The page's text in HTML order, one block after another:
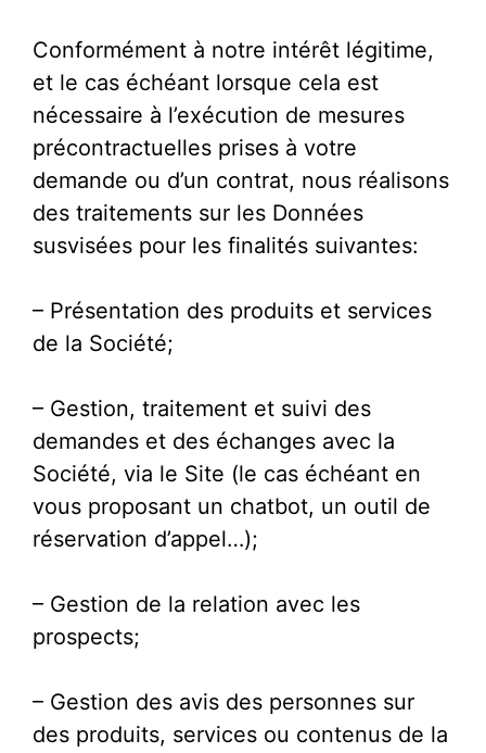
Conformément à notre intérêt légitime,
et le cas échéant lorsque cela est
nécessaire à l’exécution de mesures
précontractuelles prises à votre
demande ou d’un contrat, nous réalisons
des traitements sur les Données
susvisées pour les finalités suivantes:
– Présentation des produits et services
de la Société;
– Gestion, traitement et suivi des
demandes et des échanges avec la
Société, via le Site (le cas échéant en
vous proposant un chatbot, un outil de
réservation d’appel…);
– Gestion de la relation avec les
prospects;
– Gestion des avis des personnes sur
des produits, services ou contenus de la